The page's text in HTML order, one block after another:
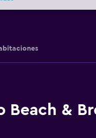
Beach &